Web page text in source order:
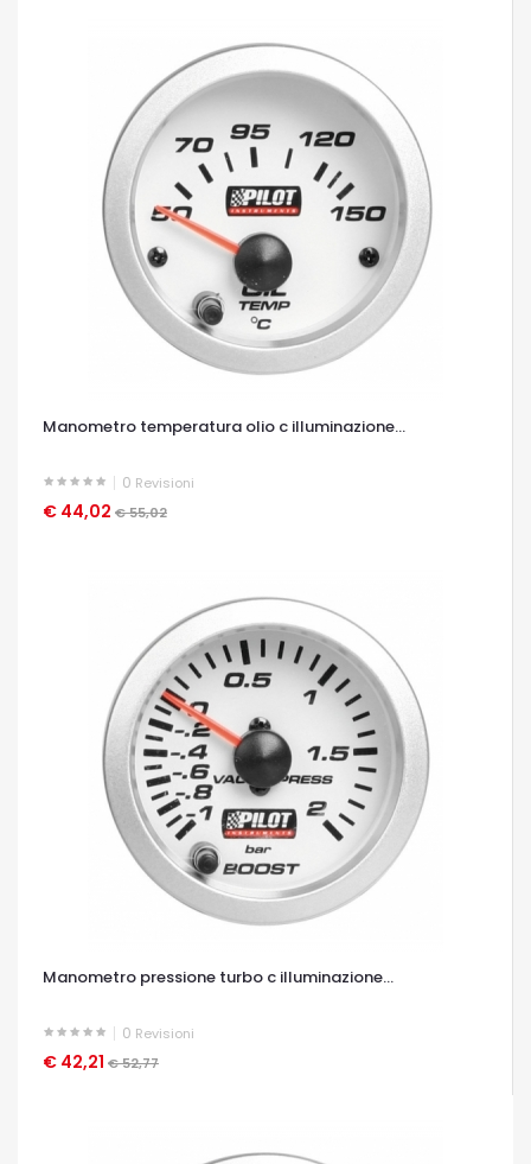
Manometro temperatura olio c illuminazione...
0 Revisioni
€ 44,02 € 55,02
OCCHIATA VELOCE
Manometro pressione turbo c illuminazione...
0 Revisioni
€ 42,21 € 52,77
OCCHIATA VELOCE